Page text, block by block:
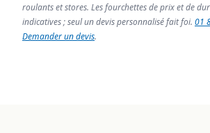
roulants et stores. Les fourchettes de prix et de
indicatives ; seul un devis personnalisé fait foi. 01
Demander un devis.